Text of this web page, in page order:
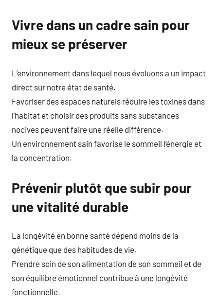
Vivre dans un cadre sain pour
mieux se préserver
L’environnement dans lequel nous évoluons a un impact
direct sur notre état de santé.
Favoriser des espaces naturels réduire les toxines dans
l’habitat et choisir des produits sans substances
nocives peuvent faire une réelle différence.
Un environnement sain favorise le sommeil l’énergie et
la concentration.
Prévenir plutôt que subir pour
une vitalité durable
La longévité en bonne santé dépend moins de la
génétique que des habitudes de vie.
Prendre soin de son alimentation de son sommeil et de
son équilibre émotionnel contribue à une longévité
fonctionnelle.